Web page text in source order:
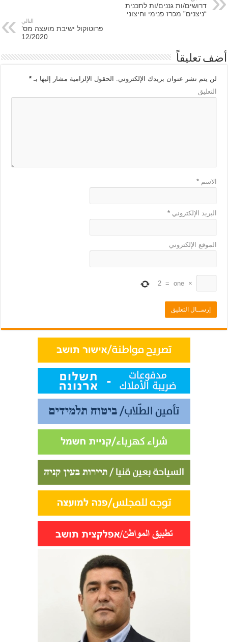
דרושים/ות גננים/ות לתכנית
“ניצנים” מכרז פנימי וחיצוני
التالي
פרוטוקול ישיבת מועצה מס’
12/2020
أضف تعليقاً
لن يتم نشر عنوان بريدك الإلكتروني. الحقول الإلزامية مشار إليها بـ*
التعليق
الاسم*
البريد الإلكتروني*
الموقع الإلكتروني
×
one
=
2